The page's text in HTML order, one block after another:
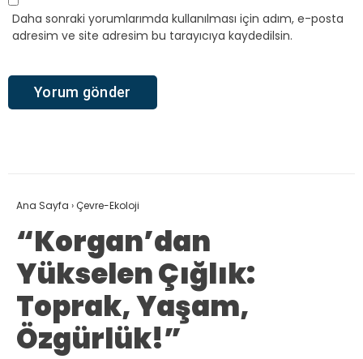
Daha sonraki yorumlarımda kullanılması için adım, e-posta
adresim ve site adresim bu tarayıcıya kaydedilsin.
Ana Sayfa ›Çevre-Ekoloji
“Korgan’dan
Yükselen Çığlık:
Toprak, Yaşam,
Özgürlük!”